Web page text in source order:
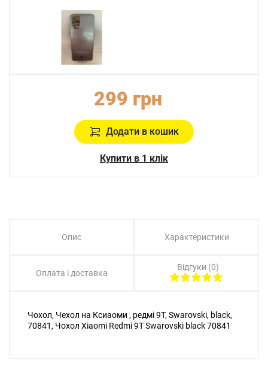
299 грн
Додати в кошик
Купити в 1 клік
Опис Характеристики
Оплата і доставка
Відгуки (0)
Чохол, Чехол на Ксиаоми , редмі 9T, Swarovski, black,
70841, Чохол Xiaomi Redmi 9T Swarovski black 70841